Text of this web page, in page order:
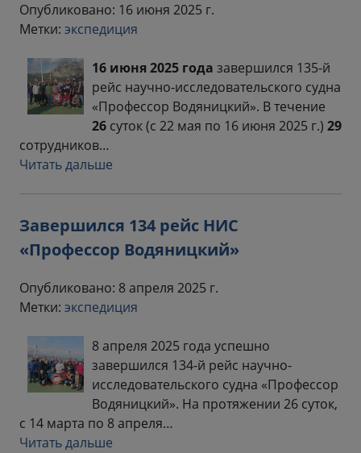
Опубликовано: 16 июня 2025 г.
Метки: экспедиция
16 июня 2025 года завершился 135-й
рейс научно-исследовательского судна
«Профессор Водяницкий». В течение
26 суток (с 22 мая по 16 июня 2025 г.) 29
сотрудников…
Читать дальше
Завершился 134 рейс НИС
«Профессор Водяницкий»
Опубликовано: 8 апреля 2025 г.
Метки: экспедиция
8 апреля 2025 года успешно
завершился 134-й рейс научно-
исследовательского судна «Профессор
Водяницкий». На протяжении 26 суток,
с 14 марта по 8 апреля…
Читать дальше